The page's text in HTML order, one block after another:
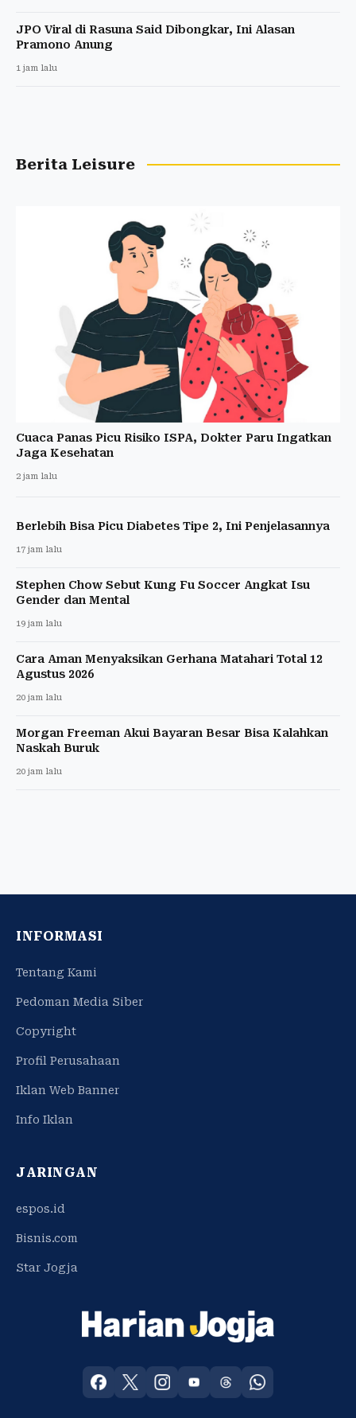
JPO Viral di Rasuna Said Dibongkar, Ini Alasan
Pramono Anung
1 jam lalu
Berita Leisure
Cuaca Panas Picu Risiko ISPA, Dokter Paru Ingatkan
Jaga Kesehatan
2 jam lalu
Berlebih Bisa Picu Diabetes Tipe 2, Ini Penjelasannya
17 jam lalu
Stephen Chow Sebut Kung Fu Soccer Angkat Isu
Gender dan Mental
19 jam lalu
Cara Aman Menyaksikan Gerhana Matahari Total 12
Agustus 2026
20 jam lalu
Morgan Freeman Akui Bayaran Besar Bisa Kalahkan
Naskah Buruk
20 jam lalu
INFORMASI
Tentang Kami
Pedoman Media Siber
Copyright
Profil Perusahaan
Iklan Web Banner
Info Iklan
JARINGAN
espos.id
Bisnis.com
Star Jogja